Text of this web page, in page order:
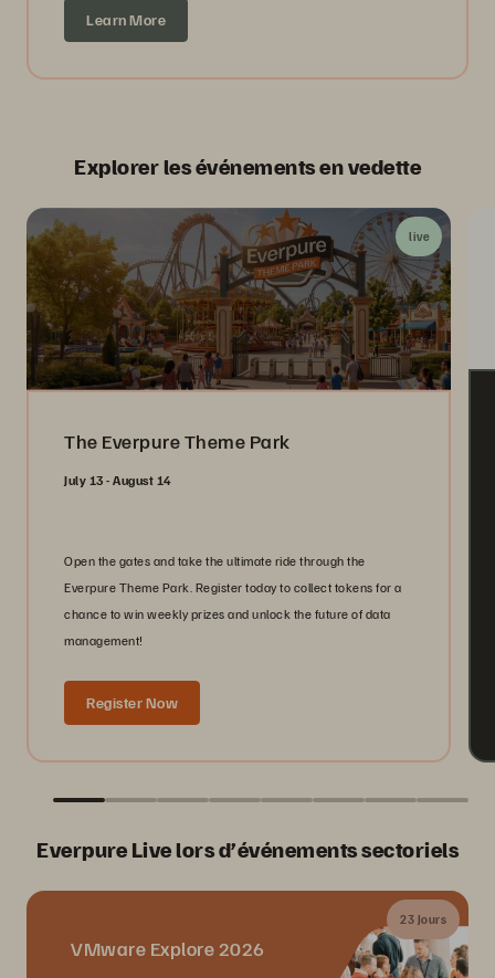
Learn More
Explorer les événements en vedette
live
The Everpure Theme Park
July 13 - August 14
Open the gates and take the ultimate ride through the
Everpure Theme Park. Register today to collect tokens for a
chance to win weekly prizes and unlock the future of data
management!
Register Now
Everpure Live lors d’événements sectoriels
23 Jours
VMware Explore 2026